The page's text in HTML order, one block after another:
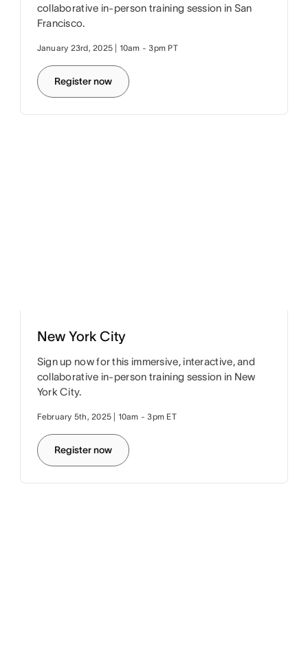
collaborative in-person training session in San
Francisco.
January 23rd, 2025 | 10am - 3pm PT
Register now
New York City
Sign up now for this immersive, interactive, and
collaborative in-person training session in New
York City.
February 5th, 2025 | 10am - 3pm ET
Register now